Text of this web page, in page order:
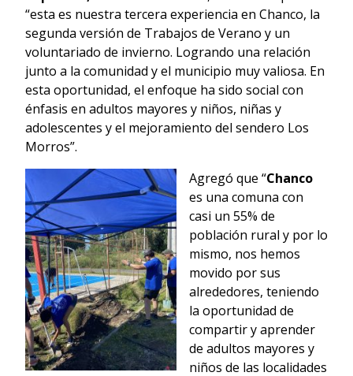
“esta es nuestra tercera experiencia en Chanco, la
segunda versión de Trabajos de Verano y un
voluntariado de invierno. Logrando una relación
junto a la comunidad y el municipio muy valiosa. En
esta oportunidad, el enfoque ha sido social con
énfasis en adultos mayores y niños, niñas y
adolescentes y el mejoramiento del sendero Los
Morros”.
Agregó que “Chanco
es una comuna con
casi un 55% de
población rural y por lo
mismo, nos hemos
movido por sus
alrededores, teniendo
la oportunidad de
compartir y aprender
de adultos mayores y
niños de las localidades